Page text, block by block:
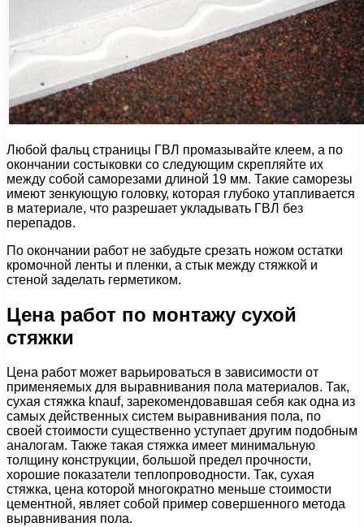
Любой фальц страницы ГВЛ промазывайте клеем, а по
окончании состыковки со следующим скрепляйте их
между собой саморезами длиной 19 мм. Такие саморезы
имеют зенкующую головку, которая глубоко утапливается
в материале, что разрешает укладывать ГВЛ без
перепадов.
По окончании работ не забудьте срезать ножом остатки
кромочной ленты и пленки, а стык между стяжкой и
стеной заделать герметиком.
Цена работ по монтажу сухой
стяжки
Цена работ может варьироваться в зависимости от
применяемых для выравнивания пола материалов. Так,
сухая стяжка knauf, зарекомендовавшая себя как одна из
самых действенных систем выравнивания пола, по
своей стоимости существенно уступает другим подобным
аналогам. Также такая стяжка имеет минимальную
толщину конструкции, большой предел прочности,
хорошие показатели теплопроводности. Так, сухая
стяжка, цена которой многократно меньше стоимости
цементной, являет собой пример совершенного метода
выравнивания пола.